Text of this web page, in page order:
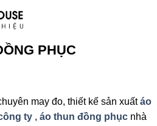
PHỤC
may đo, thiết kế sản xuấtáo
ty, áo thun đồng phụcnhà